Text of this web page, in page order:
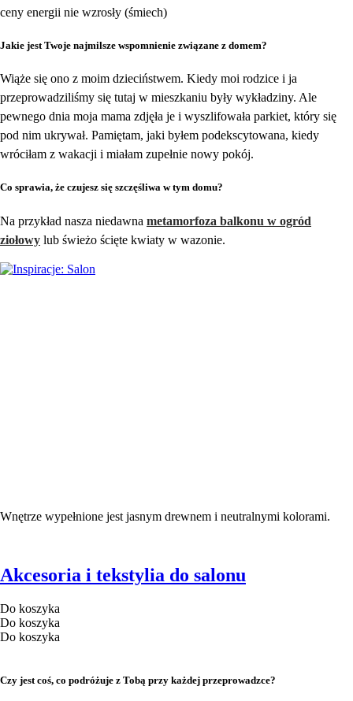
ceny energii nie wzrosły (śmiech)
Jakie jest Twoje najmilsze wspomnienie związane z domem?
Wiąże się ono z moim dzieciństwem. Kiedy moi rodzice i ja
przeprowadziliśmy się tutaj w mieszkaniu były wykładziny. Ale
pewnego dnia moja mama zdjęła je i wyszlifowała parkiet, który się
pod nim ukrywał. Pamiętam, jaki byłem podekscytowana, kiedy
wróciłam z wakacji i miałam zupełnie nowy pokój.
Co sprawia, że czujesz się szczęśliwa w tym domu?
Na przykład nasza niedawna metamorfoza balkonu w ogród
ziołowy lub świeżo ścięte kwiaty w wazonie.
Wnętrze wypełnione jest jasnym drewnem i neutralnymi kolorami.
Akcesoria i tekstylia do salonu
Do koszyka
Do koszyka
Do koszyka
Czy jest coś, co podróżuje z Tobą przy każdej przeprowadzce?